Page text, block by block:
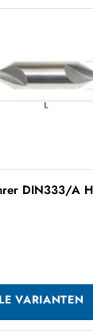
DIN333/A
VARIANTEN